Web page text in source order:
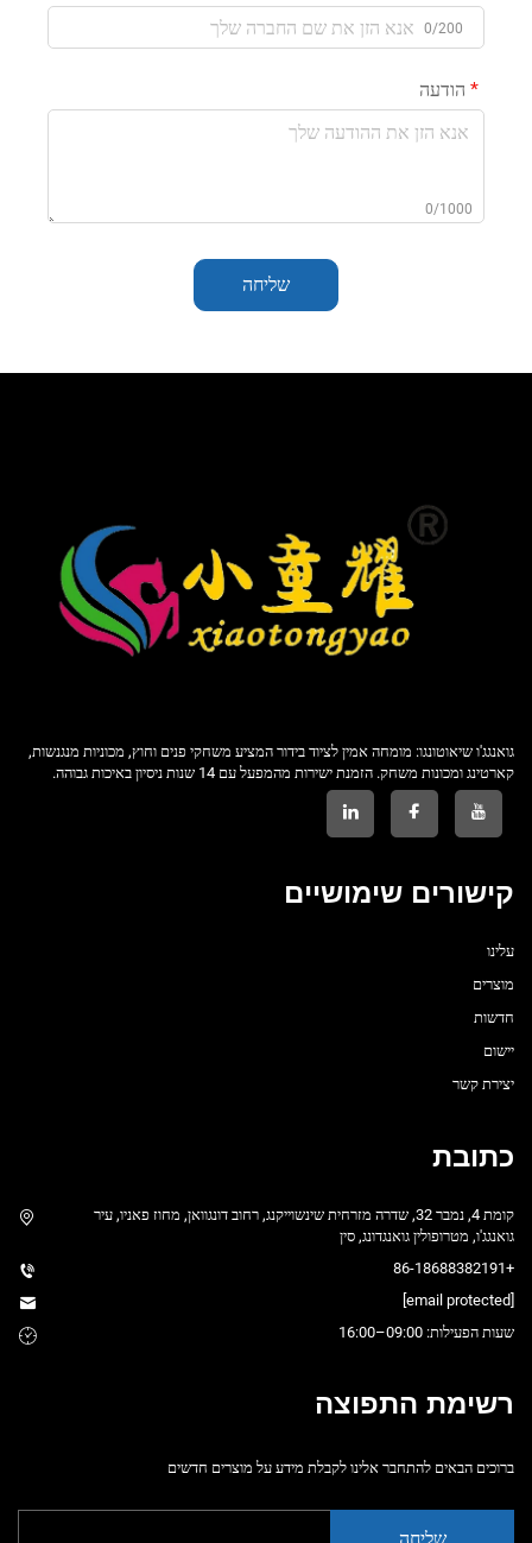
0/200
הודעה
0/1000
שליחה
גואנגג'ו שיאוטונגו: מומחה אמין לציוד בידור המציע משחקי פנים וחוץ, מכוניות מנגנשות,
קארטינג ומכונות משחק. הזמנת ישירות מהמפעל עם 14 שנות ניסיון באיכות גבוהה.
קישורים שימושיים
עלינו
מוצרים
חדשות
יישום
יצירת קשר
כתובת
קומת 4, נמבר 32, שדרה מזרחית שינשוייקנג, רחוב דונגוואן, מחוז פאניו, עיר
גואנגג'ו, מטרופולין גואנגדונג, סין
+86-18688382191
[email protected]
שעות הפעילות: 09:00–16:00
רשימת התפוצה
ברוכים הבאים להתחבר אלינו לקבלת מידע על מוצרים חדשים
שליחה